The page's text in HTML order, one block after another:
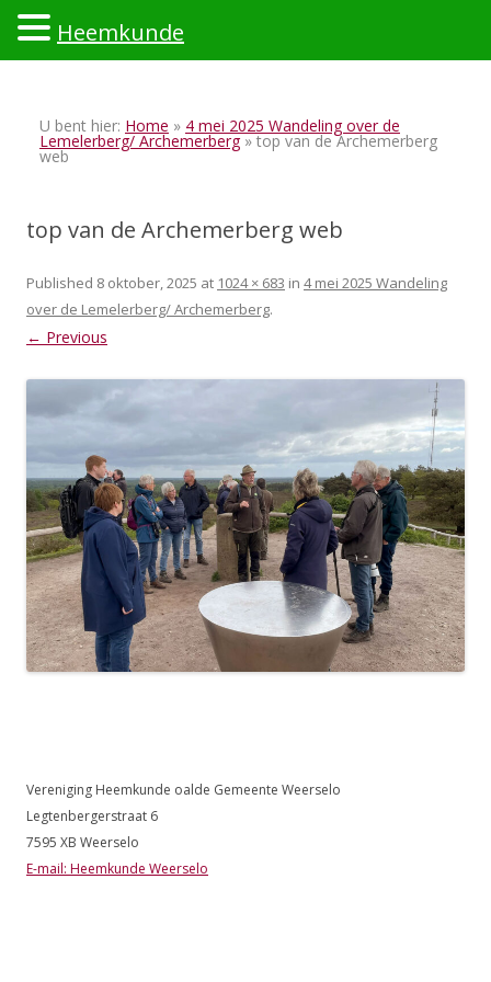
U bent hier: Home » 4 mei 2025 Wandeling over de
Lemelerberg/ Archemerberg» top van de Archemerberg
web
top van de Archemerberg web
Published 8 oktober, 2025 at 1024 × 683 in 4 mei 2025 Wandeling
over de Lemelerberg/ Archemerberg.
← Previous
Vereniging Heemkunde oalde Gemeente Weerselo
Legtenbergerstraat 6
7595 XB Weerselo
E-mail: Heemkunde Weerselo
Heemkunde